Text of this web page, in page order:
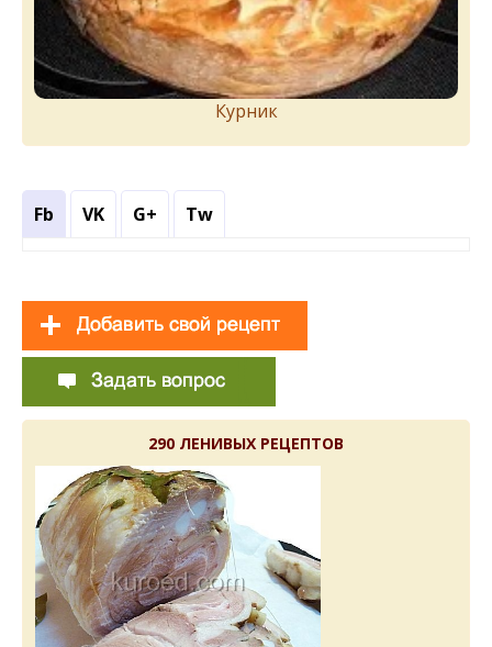
Курник
Fb VK G+ Tw
290 ЛЕНИВЫХ РЕЦЕПТОВ